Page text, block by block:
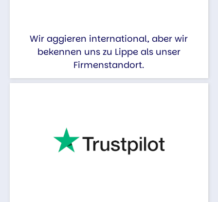
Wir aggieren international, aber wir
bekennen uns zu Lippe als unser
Firmenstandort.